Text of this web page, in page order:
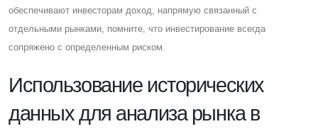
обеспечивают инвесторам доход, напрямую связанный с
отдельными рынками, помните, что инвестирование всегда
сопряжено с определенным риском.
Использование исторических
данных для анализа рынка в